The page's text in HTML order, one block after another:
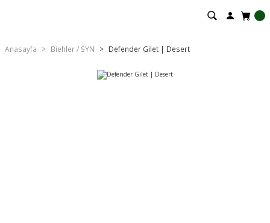
Anasayfa Biehler / SYN Defender Gilet | Desert